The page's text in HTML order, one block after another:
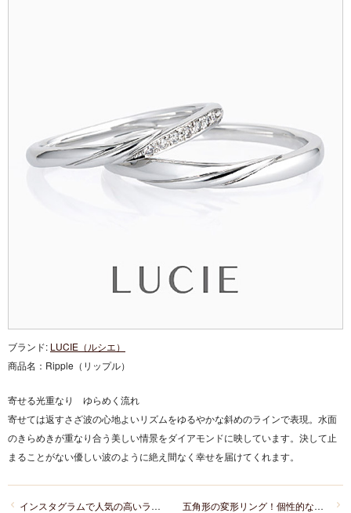
ブランド: LUCIE（ルシエ）
商品名： Ripple（リップル）
寄せる光重なり ゆらめく流れ
寄せては返すさざ波の心地よいリズムをゆるやかな斜めのラインで表現。水面
のきらめきが重なり合う美しい情景をダイアモンドに映しています。決して止
まることがない優しい波のように絶え間なく幸せを届けてくれます。
五角形の変形リング！個性的な結婚指輪をお探しの新潟カップルは京杢目に一目惚れ
インスタグラムで人気の高いラパージュの結婚指輪がお気に入り